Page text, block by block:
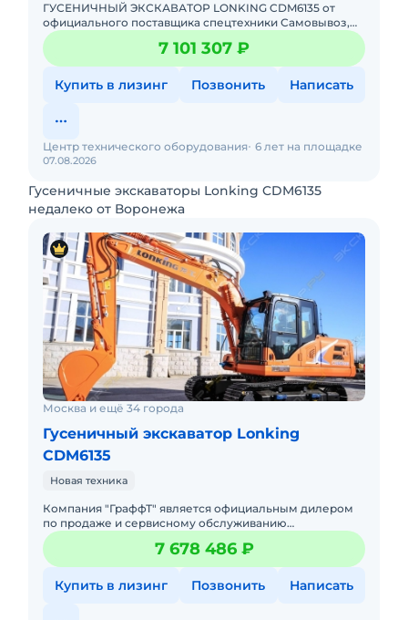
ГУСЕНИЧНЫЙ ЭКСКАВАТОР LONKING CDM6135 от
официального поставщика спецтехники Самовывоз,
доставка в любой регион РФ Гарантия, сервис и
7 101 307 ₽
Купить в лизинг Позвонить Написать
07.08.2026
Центр технического оборудования 6 лет на площадке
Гусеничные экскаваторы Lonking CDM6135
недалеко от Воронежа
Москва и ещё 34 города
Гусеничный экскаватор Lonking
CDM6135
Новая техника
Компания "ГраффТ" является официальным дилером
по продаже и сервисному обслуживанию
экскаваторов Lonking.Предлагаем вам Гусеничный
экскаватор Lonking CDM6135и д
7 678 486 ₽
Купить в лизинг Позвонить Написать